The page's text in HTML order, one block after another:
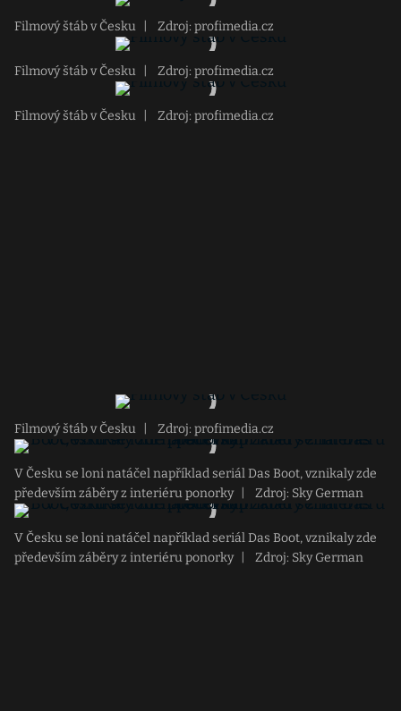
Filmový štáb v Česku Zdroj: profimedia.cz
Filmový štáb v Česku Zdroj: profimedia.cz
Filmový štáb v Česku Zdroj: profimedia.cz
Filmový štáb v Česku Zdroj: profimedia.cz
V Česku se loni natáčel například seriál Das Boot, vznikaly zde
především záběry z interiéru ponorky
Zdroj: Sky German
V Česku se loni natáčel například seriál Das Boot, vznikaly zde
především záběry z interiéru ponorky
Zdroj: Sky German